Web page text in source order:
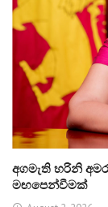
අගමැති හරිනි
මඟපෙන්වීමක්